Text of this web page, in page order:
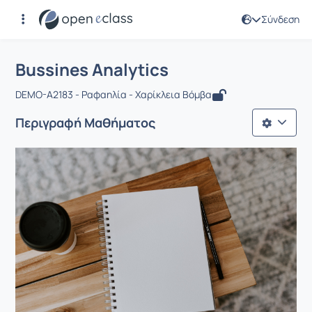
Σύνδεση
Αρχική Σελίδα
Μάθημα : Bussines Analytics
Bussines Analytics
DEMO-A2183 - Ραφαηλία - Χαρίκλεια Βόμβα
Περιγραφή Μαθήματος